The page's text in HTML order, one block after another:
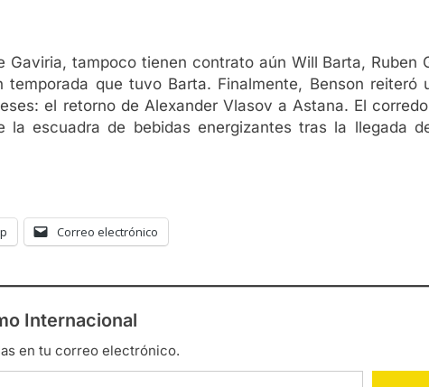
Gaviria, tampoco tienen contrato aún Will Barta, Ruben
que tuvo Barta. Finalmente, Benson reiteró
el retorno de Alexander Vlasov a Astana. El
la escuadra de bebidas energizantes tras la llegada
Correo electrónico
Internacional
en tu correo electrónico.